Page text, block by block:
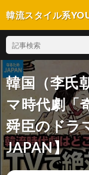
韓流スタイル系
韓国（李氏
マ時代劇「
舜臣のドラ
JAPAN】